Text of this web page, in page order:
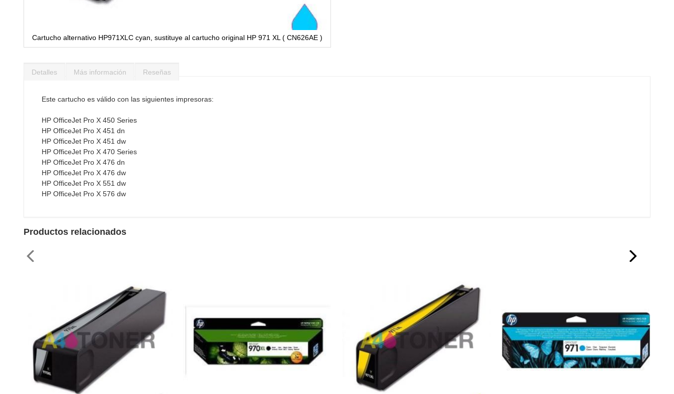
Cartucho alternativo HP971XLC cyan, sustituye al cartucho original HP 971 XL ( CN626AE )
comienzo
imágenes
Detalles
Este cartucho es válido con las siguientes impresoras:
HP OfficeJet Pro X 450 Series
HP OfficeJet Pro X 451 dn
HP OfficeJet Pro X 451 dw
HP OfficeJet Pro X 470 Series
HP OfficeJet Pro X 476 dn
HP OfficeJet Pro X 476 dw
HP OfficeJet Pro X 551 dw
HP OfficeJet Pro X 576 dw
Más información Reseñas
Productos relacionados